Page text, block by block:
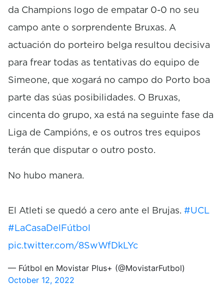
da Champions logo de empatar 0-0 no seu
campo ante o sorprendente Bruxas. A
actuación do porteiro belga resultou decisiva
para frear todas as tentativas do equipo de
Simeone, que xogará no campo do Porto boa
parte das súas posibilidades. O Bruxas,
cincenta do grupo, xa está na seguinte fase da
Liga de Campións, e os outros tres equipos
terán que disputar o outro posto.
No hubo manera.
El Atleti se quedó a cero ante el Brujas. #UCL
#LaCasaDelFútbol
pic.twitter.com/8SwWfDkLYc
— Fútbol en Movistar Plus+ (@MovistarFutbol)
October 12, 2022